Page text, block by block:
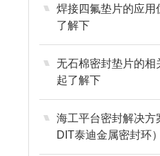
焊接四氟垫片的应用
了解下
无石棉密封垫片的相
起了解下
海工平台密封解决方
DIT泰迪金属密封环）